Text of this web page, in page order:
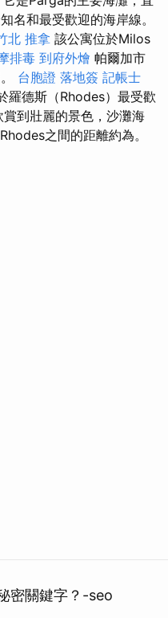
名和最受歡迎的海岸線。
北 推拿 該公寓位於Milos
排毒 到府外燴 帕爾加市
台胞證 落地簽 記帳士
羅德斯（Rhodes）最受歡
到壯麗的景色，沙灘海
Rhodes之間的距離約為。
密關鍵字？-seo